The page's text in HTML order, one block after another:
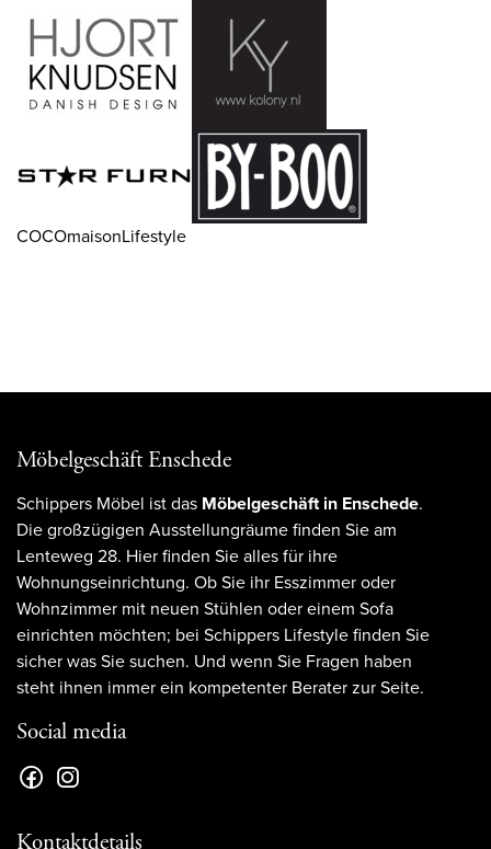
COCOmaisonLifestyle
Möbelgeschäft Enschede
Schippers Möbel ist das Möbelgeschäft in Enschede.
Die großzügigen Ausstellungräume finden Sie am
Lenteweg 28. Hier finden Sie alles für ihre
Wohnungseinrichtung. Ob Sie ihr Esszimmer oder
Wohnzimmer mit neuen Stühlen oder einem Sofa
einrichten möchten; bei Schippers Lifestyle finden Sie
sicher was Sie suchen. Und wenn Sie Fragen haben
steht ihnen immer ein kompetenter Berater zur Seite.
Social media
Kontaktdetails